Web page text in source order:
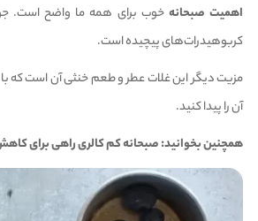
اهمیت صبحانه خوب برای همه ما واضح است. جو
کربوهیدرات‌های پیچیده است.
مزیت دیگر این غلات عطر و طعم خنثی آن است که
آن را پیدا کنید.
همچنین بخوانید:صبحانه کم کالری راهی برای